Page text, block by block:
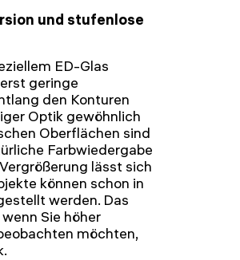
und stufenlose
ED-Glas
geringe
den Konturen
Optik gewöhnlich
Oberflächen sind
Farbwiedergabe
lässt sich
können schon in
werden. Das
Sie höher
möchten,